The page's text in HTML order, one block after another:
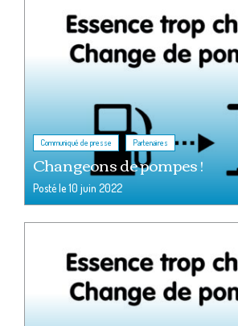
Communiqué de presse Partenaires
Changeons de pompes !
Posté le10 juin 2022